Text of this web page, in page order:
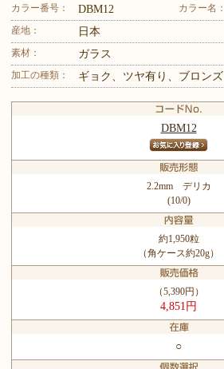
カラー番号： DBM12 カラー名：
産地： 日本
素材： ガラス
加工の種類： ギョク、ツヤ有り、ブロンズ
DBM12
2.2mm デリカ
(10/0)
約1,950粒
（角ケース約20g）
（5,390円）
4,851円
○